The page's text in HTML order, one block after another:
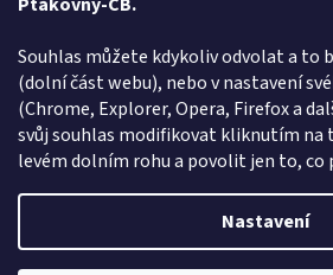
Souhlas můžete kdykoliv odvolat a to
(dolní část webu), nebo v nastavení
(Chrome, Explorer, Opera, Firefox a
svůj souhlas modifikovat kliknutím na
levém dolním rohu a povolit jen to, co
Nastavení
Způsob ověřování